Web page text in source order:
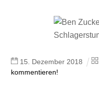
15 Dezember 2018
kommentieren!